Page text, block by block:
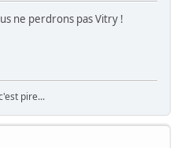
ne perdrons pas Vitry !
pire...